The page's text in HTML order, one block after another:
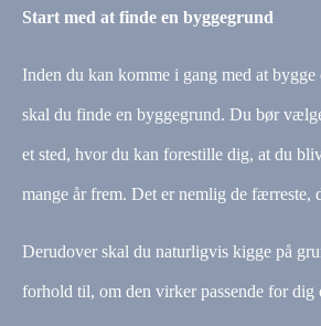
Start med at finde en byggegrund
Inden du kan komme i gang med at
skal du finde en byggegrund. Du bør
et sted, hvor du kan forestille dig, at du
mange år frem. Det er nemlig de færreste,
Derudover skal du naturligvis kigge på
forhold til, om den virker passende for dig